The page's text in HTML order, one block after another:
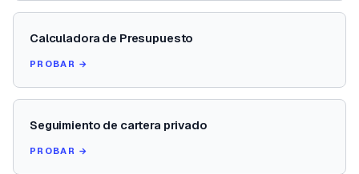
Calculadora de Presupuesto
PROBAR →
Seguimiento de cartera privado
PROBAR →